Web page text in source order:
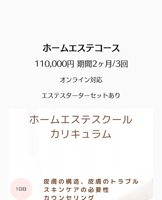
ホームエステコース
110,000円​ 期間2ヶ月/3回
オンライン対応
​エステスターターセットあり